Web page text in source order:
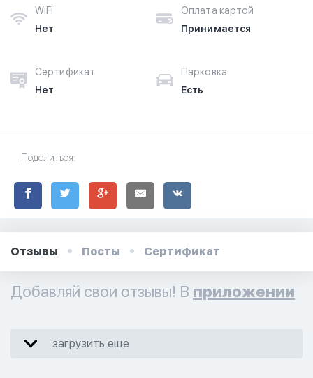
WiFi
Нет
Оплата картой
Принимается
Сертификат
Нет
Парковка
Есть
Поделиться:
Отзывы Посты Сертификат
Добавляй свои отзывы! В приложении
загрузить еще